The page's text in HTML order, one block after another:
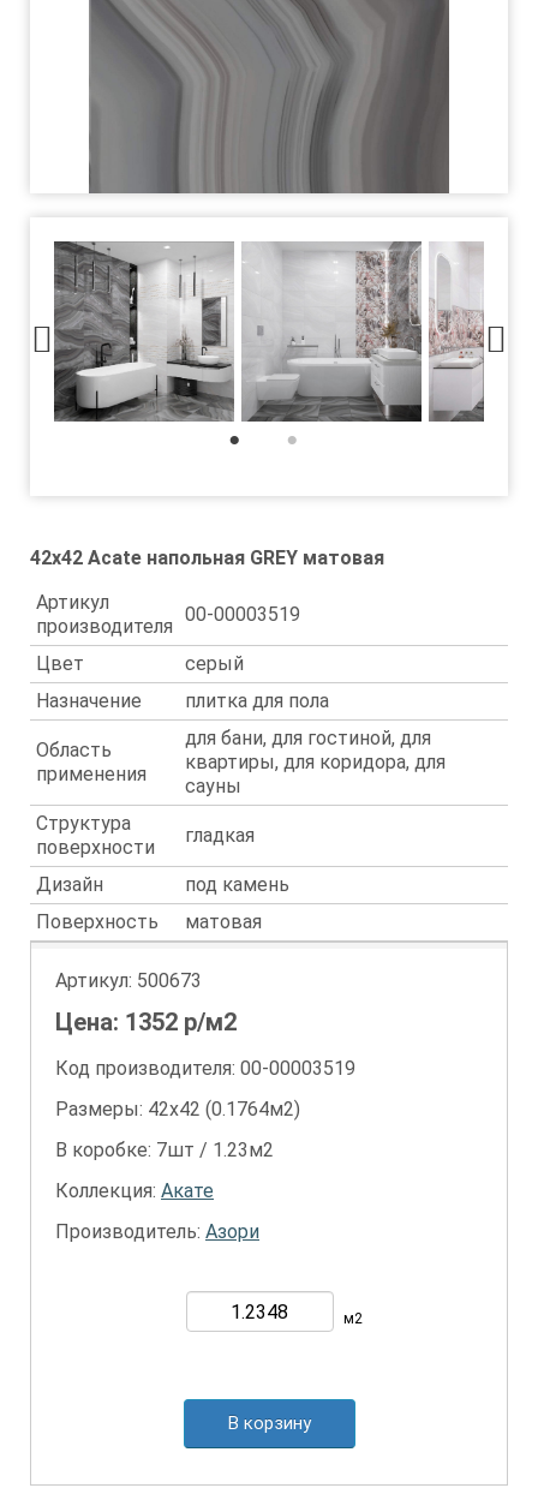
42x42 Acate напольная GREY матовая
Артикул
производителя
00-00003519
Цвет
серый
Назначение
плитка для пола
Область
применения
для бани, для гостиной, для
квартиры, для коридора, для
сауны
Структура
поверхности
гладкая
Дизайн
под камень
Поверхность
матовая
Артикул: 500673
Цена: 1352 р/м2
Код производителя: 00-00003519
Размеры: 42х42 (0.1764м2)
В коробке: 7шт / 1.23м2
Коллекция: Акате
Производитель: Азори
м2
В корзину